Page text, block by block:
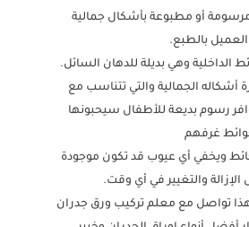
أو مطبوعة بأشكال جمالية
العميل بالطبع.
الداخلية وهي بديلة للدهان السائل.
أشكاله الجمالية والتي تتناسب مع
رسوم بديعة للأطفال سيحبونها
غرفهم
ويخفي أي عيوب قد تكون موجودة
والتغيير في أي وقت.
تواصل مع معلم تركيب ورق جدران